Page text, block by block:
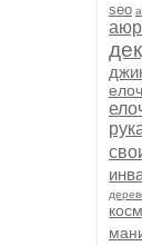
seo